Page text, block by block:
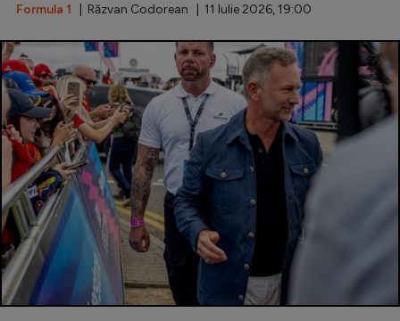
Formula 1 | Răzvan Codorean | 11 Iulie 2026, 19:00